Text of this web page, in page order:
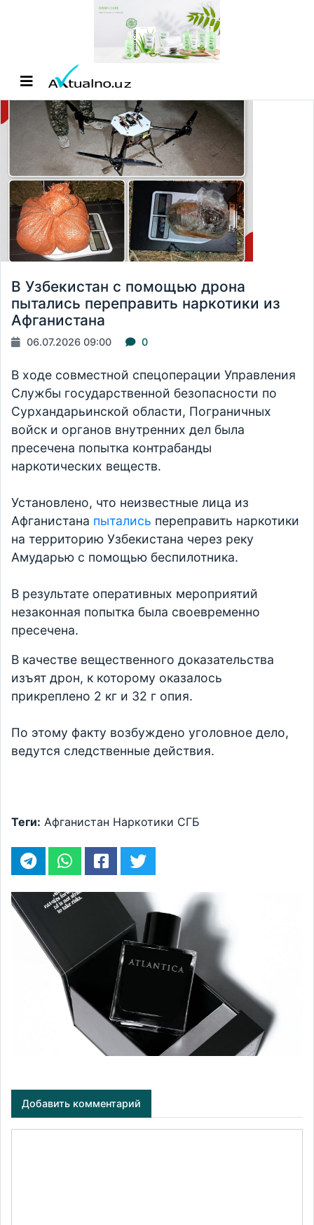
В Узбекистан с помощью дрона
пытались переправить наркотики из
Афганистана
06.07.2026 09:00 0
В ходе совместной спецоперации Управления
Службы государственной безопасности по
Сурхандарьинской области, Пограничных
войск и органов внутренних дел была
пресечена попытка контрабанды
наркотических веществ.
Установлено, что неизвестные лица из
Афганистана пытались переправить наркотики
на территорию Узбекистана через реку
Амударью с помощью беспилотника.
В результате оперативных мероприятий
незаконная попытка была своевременно
пресечена.
В качестве вещественного доказательства
изъят дрон, к которому оказалось
прикреплено 2 кг и 32 г опия.
По этому факту возбуждено уголовное дело,
ведутся следственные действия.
Теги: Афганистан Наркотики СГБ
Добавить комментарий